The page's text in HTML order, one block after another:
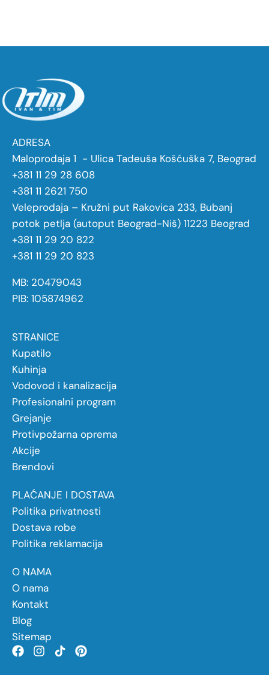
ADRESA
Maloprodaja 1 - Ulica Tadeuša Košćuška 7, Beograd
+381 11 29 28 608
+381 11 2621 750
Veleprodaja – Kružni put Rakovica 233, Bubanj
potok petlja (autoput Beograd-Niš) 11223 Beograd
+381 11 29 20 822
+381 11 29 20 823
MB: 20479043
PIB: 105874962
STRANICE
Kupatilo
Kuhinja
Vodovod i kanalizacija
Profesionalni program
Grejanje
Protivpožarna oprema
Akcije
Brendovi
PLAĆANJE I DOSTAVA
Politika privatnosti
Dostava robe
Politika reklamacija
O NAMA
O nama
Kontakt
Blog
Sitemap